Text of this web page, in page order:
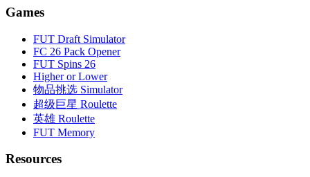
Games
FUT Draft Simulator
FC 26 Pack Opener
FUT Spins 26
Higher or Lower
物品挑选 Simulator
超级巨星 Roulette
英雄 Roulette
FUT Memory
Resources